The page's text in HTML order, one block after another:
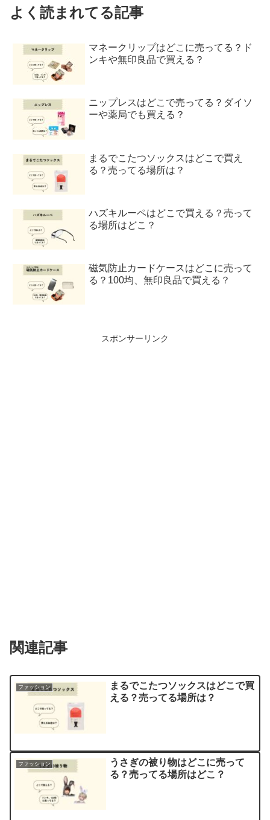
よく読まれてる記事
マネークリップはどこに売ってる？ド
ンキや無印良品で買える？
ニップレスはどこで売ってる？ダイソ
ーや薬局でも買える？
まるでこたつソックスはどこで買え
る？売ってる場所は？
ハズキルーペはどこで買える？売って
る場所はどこ？
磁気防止カードケースはどこに売って
る？100均、無印良品で買える？
スポンサーリンク
関連記事
ファッション
まるでこたつソックスはどこで買
える？売ってる場所は？
ファッション
うさぎの被り物はどこに売って
る？売ってる場所はどこ？